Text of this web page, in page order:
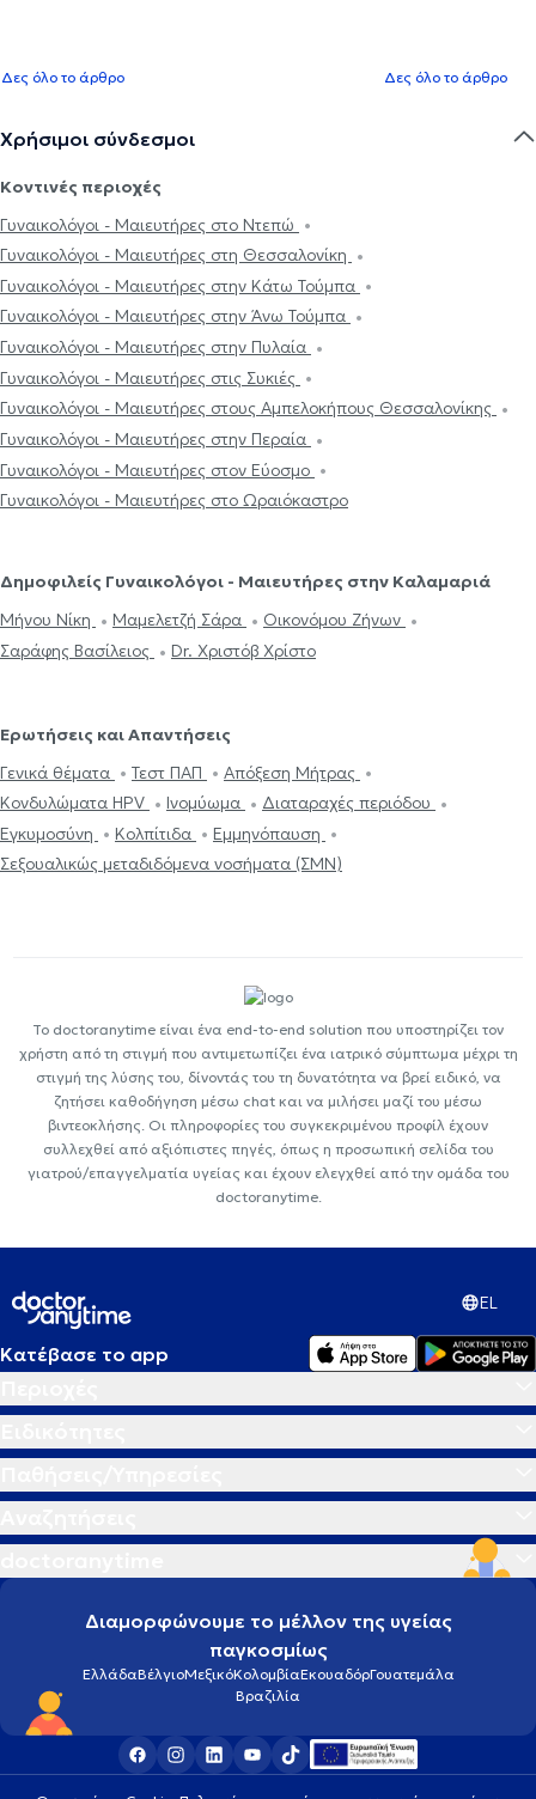
Δες όλο το άρθρο Δες όλο το άρθρο
Χρήσιμοι σύνδεσμοι
Κοντινές περιοχές
Γυναικολόγοι - Μαιευτήρες στο Ντεπώ
Γυναικολόγοι - Μαιευτήρες στη Θεσσαλονίκη
Γυναικολόγοι - Μαιευτήρες στην Κάτω Τούμπα
Γυναικολόγοι - Μαιευτήρες στην Άνω Τούμπα
Γυναικολόγοι - Μαιευτήρες στην Πυλαία
Γυναικολόγοι - Μαιευτήρες στις Συκιές
Γυναικολόγοι - Μαιευτήρες στους Αμπελοκήπους Θεσσαλονίκης
Γυναικολόγοι - Μαιευτήρες στην Περαία
Γυναικολόγοι - Μαιευτήρες στον Εύοσμο
Γυναικολόγοι - Μαιευτήρες στο Ωραιόκαστρο
Δημοφιλείς Γυναικολόγοι - Μαιευτήρες στην Καλαμαριά
Μήνου Νίκη
Μαμελετζή Σάρα
Οικονόμου Ζήνων
Σαράφης Βασίλειος
Dr. Χριστόβ Χρίστο
Ερωτήσεις και Απαντήσεις
Γενικά θέματα
Τεστ ΠΑΠ
Απόξεση Μήτρας
Κονδυλώματα HPV
Ινομύωμα
Διαταραχές περιόδου
Εγκυμοσύνη
Κολπίτιδα
Εμμηνόπαυση
Σεξουαλικώς μεταδιδόμενα νοσήματα (ΣΜΝ)
Το doctoranytime είναι ένα end-to-end solution που υποστηρίζει τον
χρήστη από τη στιγμή που αντιμετωπίζει ένα ιατρικό σύμπτωμα μέχρι τη
στιγμή της λύσης του, δίνοντάς του τη δυνατότητα να βρεί ειδικό, να
ζητήσει καθοδήγηση μέσω chat και να μιλήσει μαζί του μέσω
βιντεοκλήσης. Οι πληροφορίες του συγκεκριμένου προφίλ έχουν
συλλεχθεί από αξιόπιστες πηγές, όπως η προσωπική σελίδα του
γιατρού/επαγγελματία υγείας και έχουν ελεγχθεί από την ομάδα του
doctoranytime.
EL
Κατέβασε το app
Διαμορφώνουμε το μέλλον της υγείας
παγκοσμίως
ΕλλάδαΒέλγιοΜεξικόΚολομβίαΕκουαδόρΓουατεμάλα
Βραζιλία